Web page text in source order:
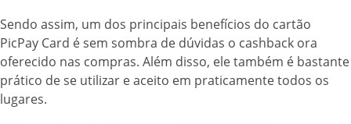
Sendo assim, um dos principais benefícios do cartão
PicPay Card é sem sombra de dúvidas o cashback ora
oferecido nas compras. Além disso, ele também é bastante
prático de se utilizar e aceito em praticamente todos os
lugares.